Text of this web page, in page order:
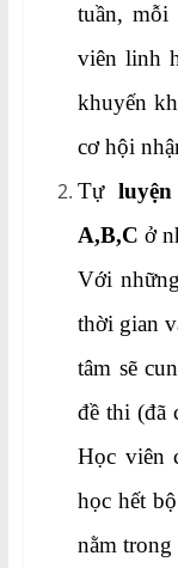
tuần, mỗi
viên linh
khuyến
cơ hội
Tự
A,B,C ở
Với
thời gian
tâm sẽ
đề thi (đã
Học viên
học hết
nằm trong